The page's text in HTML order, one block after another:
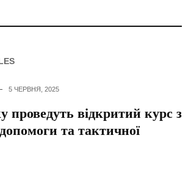
5 ЧЕРВНЯ, 2025
проведуть відкритий курс з
та тактичної